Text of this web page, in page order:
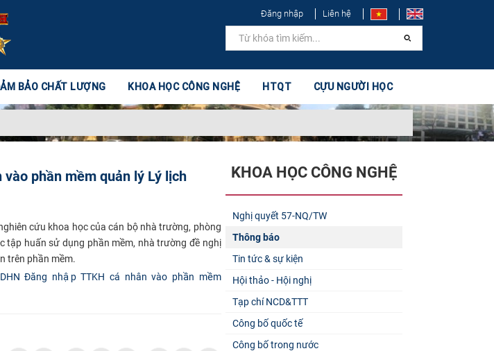
Đăng nhập Liên hệ
BẢO CHẤT LƯỢNG KHOA HỌC CÔNG NGHỆ HTQT CỰU NGƯỜI HỌC
phần mềm quản lý Lý lịch
cứu khoa học của cán bộ nhà trường, phòng
tập huấn sử dụng phần mềm, nhà trường đề nghị
trên phần mềm.
DHN Đăng nhập TTKH cá nhân vào phần mềm
KHOA HỌC CÔNG NGHỆ
Nghị quyết 57-NQ/TW
Thông báo
Tin tức & sự kiện
Hội thảo - Hội nghị
Tạp chí NCD&TTT
Công bố quốc tế
Công bố trong nước